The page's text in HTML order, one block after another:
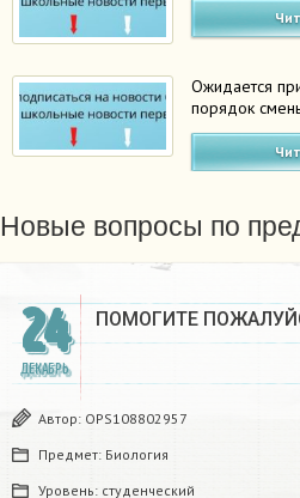
Ожидается
порядок
Новые вопросы по
24
ДЕКАБРЬ
ПОМОГИТЕ
Автор: OPS108802957
Предмет: Биология
Уровень: студенческий